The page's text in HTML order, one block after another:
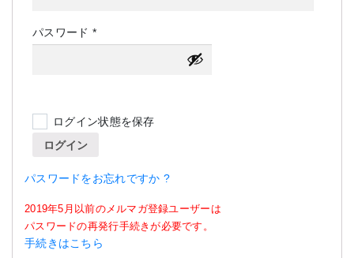
パスワード *必
須
ログイン状態を保存
ログイン
パスワードをお忘れですか ?
2019年5月以前のメルマガ登録ユーザーは
パスワードの再発行手続きが必要です。
手続きはこちら